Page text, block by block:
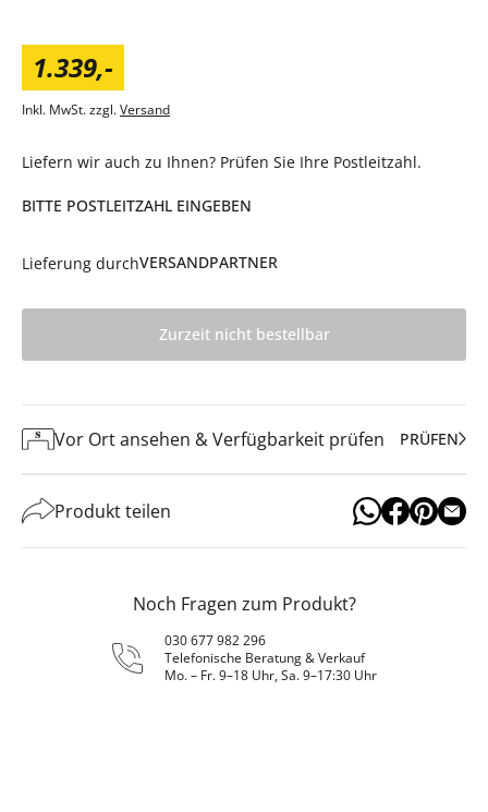
1.339,-
Inkl. MwSt. zzgl.Versand
Liefern wir auch zu Ihnen? Prüfen Sie Ihre Postleitzahl.
BITTE POSTLEITZAHL EINGEBEN
Lieferung durchVERSANDPARTNER
Zurzeit nicht bestellbar
Vor Ort ansehen & Verfügbarkeit prüfen PRÜFEN
Produkt teilen
Noch Fragen zum Produkt?
030 677 982 296
Telefonische Beratung & Verkauf
Mo. – Fr. 9–18 Uhr, Sa. 9–17:30 Uhr